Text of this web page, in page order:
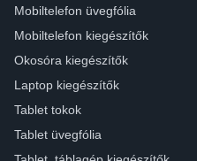
Mobiltelefon üvegfólia
Mobiltelefon kiegészítők
Okosóra kiegészítők
Laptop kiegészítők
Tablet tokok
Tablet üvegfólia